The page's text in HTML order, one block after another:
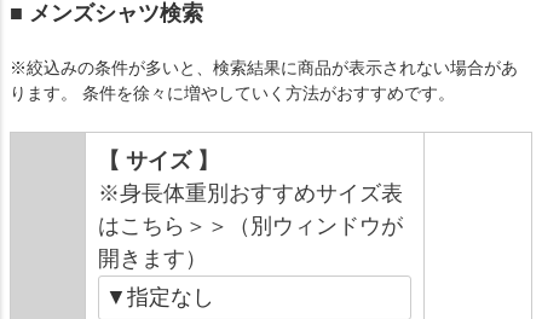
■ メンズシャツ検索
※絞込みの条件が多いと、検索結果に商品が表示されない場合があ
ります。 条件を徐々に増やしていく方法がおすすめです。
【 サイズ 】
※身長体重別おすすめサイズ表
はこちら＞＞（別ウィンドウが
開きます）